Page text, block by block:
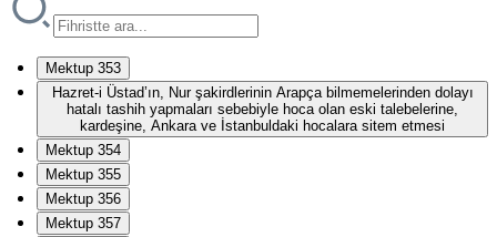
Mektup 353
Hazret-i Üstad’ın, Nur şakirdlerinin Arapça bilmemelerinden dolayı
hatalı tashih yapmaları sebebiyle hoca olan eski talebelerine,
kardeşine, Ankara ve İstanbuldaki hocalara sitem etmesi
Mektup 354
Mektup 355
Mektup 356
Mektup 357